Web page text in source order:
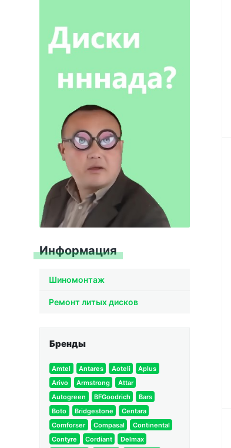
Информация
Шиномонтаж
Ремонт литых дисков
Бренды
Amtel Antares Aoteli
Aplus
Arivo
Armstrong
Attar
Autogreen
BFGoodrich
Bars
Boto
Bridgestone
Centara
Comforser
Compasal
Continental
Contyre
Cordiant
Delmax